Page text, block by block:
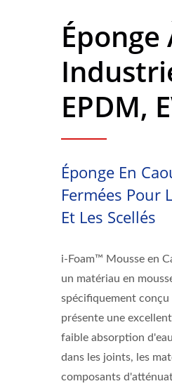
Éponge
EPDM,
Éponge En
Fermées Pour
Et Les Scellés
i-Foam™ Mousse en
un matériau en
spécifiquement conçu
présente une
faible absorption
dans les joints, les
composants